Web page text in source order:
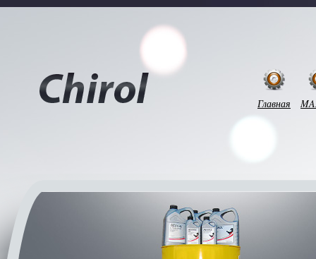
Главная